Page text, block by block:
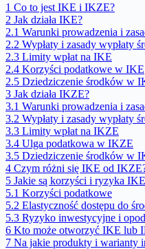
1 Co to jest IKE i IKZE?
2 Jak działa IKE?
2.1 Warunki prowadzenia i
2.2 Wypłaty i zasady wypłaty
2.3 Limity wpłat na IKE
2.4 Korzyści podatkowe w IKE
2.5 Dziedziczenie środków w
3 Jak działa IKZE?
3.1 Warunki prowadzenia i
3.2 Wypłaty i zasady wypłaty
3.3 Limity wpłat na IKZE
3.4 Ulga podatkowa w IKZE
3.5 Dziedziczenie środków w
4 Czym różni się IKE od
5 Jakie są korzyści i ryzyka
5.1 Korzyści podatkowe
5.2 Elastyczność dostępu do
5.3 Ryzyko inwestycyjne i
6 Kto może otworzyć IKE lub
7 Na jakie produkty i warianty